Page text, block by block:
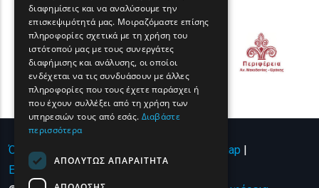
Όροι χρήσης | Πολιτική Απορρήτου Sitemap |
Επικοινωνία
BULGARIAN
ROMANIAN
TURKISH
διαφημίσεις και να αναλύσουμε την
επισκεψιμότητά μας. Μοιραζόμαστε επίσης
πληροφορίες σχετικά με τη χρήση του
ιστότοπού μας με τους συνεργάτες
διαφήμισης και ανάλυσης, οι οποίοι
ενδέχεται να τις συνδυάσουν με άλλες
πληροφορίες που τους έχετε παράσχει ή
που έχουν συλλέξει από τη χρήση των
υπηρεσιών τους από εσάς. Διαβάστε
περισσότερα
ΑΠΟΛΎΤΩΣ ΑΠΑΡΑΊΤΗΤΑ